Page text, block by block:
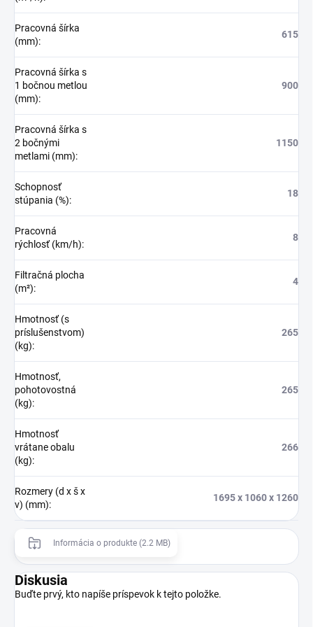
Pracovná šírka
(mm):
615
Pracovná šírka s
1 bočnou metlou
(mm):
900
Pracovná šírka s
2 bočnými
metlami (mm):
1150
Schopnosť
stúpania (%):
18
Pracovná
rýchlosť (km/h):
8
Filtračná plocha
(m²):
4
Hmotnosť (s
príslušenstvom)
(kg):
265
Hmotnosť,
pohotovostná
(kg):
265
Hmotnosť
vrátane obalu
(kg):
266
Rozmery (d x š x
v) (mm):
1695 x 1060 x 1260
Informácia o produkte (2.2 MB)
Diskusia
Buďte prvý, kto napíše príspevok k tejto položke.